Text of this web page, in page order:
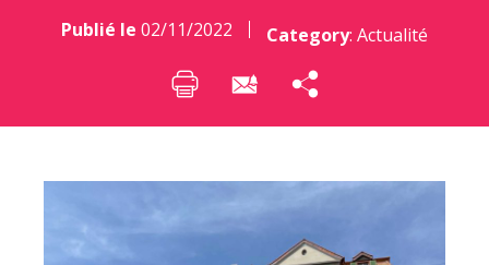
Publié le 02/11/2022 Category: Actualité